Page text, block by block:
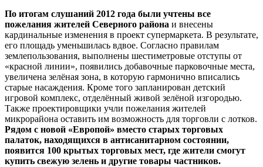
По итогам слушаний 2012 года были учтены все
пожелания жителей Северного района и внесены
кардинальные изменения в проект супермаркета. В результате,
его площадь уменьшилась вдвое. Согласно правилам
землепользования, выполнены шестиметровые отступы от
«красной линии», появились добавочные парковочные места,
увеличена зелёная зона, в которую гармонично вписались
старые насаждения. Кроме того запланирован детский
игровой комплекс, отделённый живой зелёной изгородью.
Также проектировщики учли пожелания жителей
микрорайона оставить им возможность для торговли с лотков.
Рядом с новой «Европой» вместо старых торговых
палаток, находящихся в антисанитарном состоянии,
появится 100 крытых торговых мест, где жители смогут
купить свежую зелень и другие товары частников.